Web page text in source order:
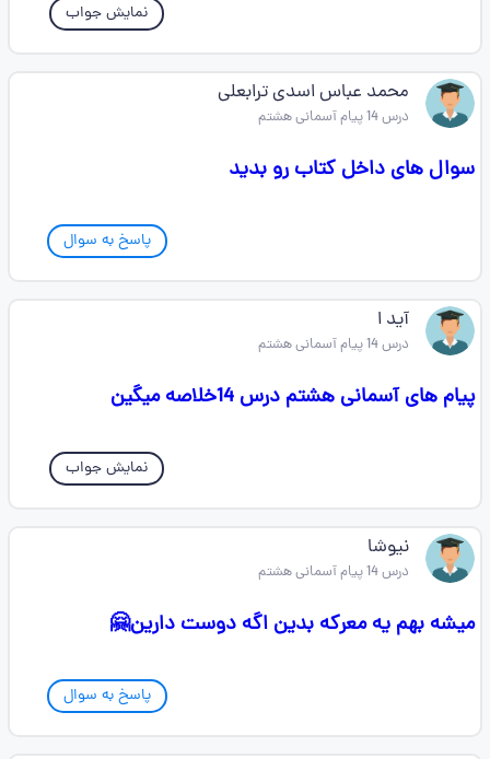
نمایش جواب
محمد عباس اسدی ترابعلی
درس 14 پیام آسمانی هشتم
سوال های داخل کتاب رو بدید
پاسخ به سوال
آید ا
درس 14 پیام آسمانی هشتم
پیام های آسمانی هشتم درس 14خلاصه میگین
نمایش جواب
نیوشا
درس 14 پیام آسمانی هشتم
میشه بهم یه معرکه بدین اگه دوست دارین🤗
پاسخ به سوال